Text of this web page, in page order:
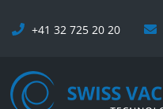
+41 32 725 20 20